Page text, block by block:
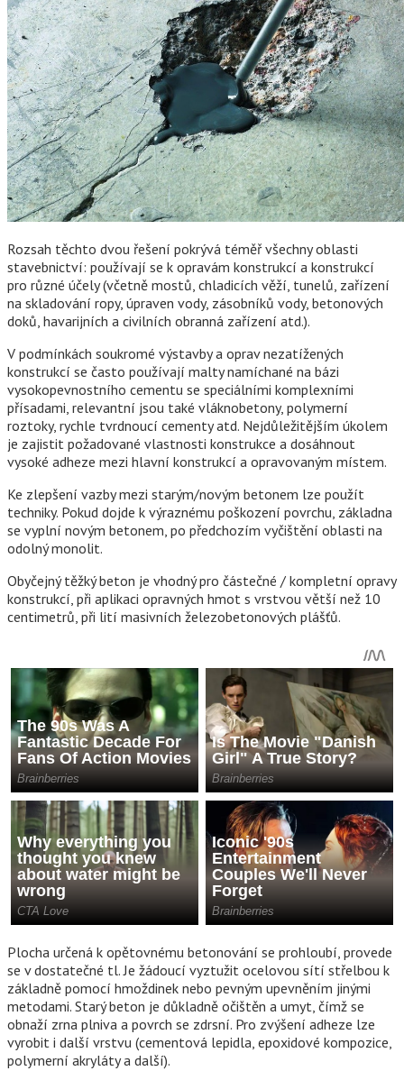
Rozsah těchto dvou řešení pokrývá téměř všechny oblasti
stavebnictví: používají se k opravám konstrukcí a konstrukcí
pro různé účely (včetně mostů, chladicích věží, tunelů, zařízení
na skladování ropy, úpraven vody, zásobníků vody, betonových
doků, havarijních a civilních obranná zařízení atd.).
V podmínkách soukromé výstavby a oprav nezatížených
konstrukcí se často používají malty namíchané na bázi
vysokopevnostního cementu se speciálními komplexními
přísadami, relevantní jsou také vláknobetony, polymerní
roztoky, rychle tvrdnoucí cementy atd. Nejdůležitějším úkolem
je zajistit požadované vlastnosti konstrukce a dosáhnout
vysoké adheze mezi hlavní konstrukcí a opravovaným místem.
Ke zlepšení vazby mezi starým/novým betonem lze použít
techniky. Pokud dojde k výraznému poškození povrchu, základna
se vyplní novým betonem, po předchozím vyčištění oblasti na
odolný monolit.
Obyčejný těžký beton je vhodný pro částečné / kompletní opravy
konstrukcí, při aplikaci opravných hmot s vrstvou větší než 10
centimetrů, při lití masivních železobetonových plášťů.
Plocha určená k opětovnému betonování se prohloubí, provede
se v dostatečné tl. Je žádoucí vyztužit ocelovou sítí střelbou k
základně pomocí hmoždinek nebo pevným upevněním jinými
metodami. Starý beton je důkladně očištěn a umyt, čímž se
obnaží zrna plniva a povrch se zdrsní. Pro zvýšení adheze lze
vyrobit i další vrstvu (cementová lepidla, epoxidové kompozice,
polymerní akryláty a další).